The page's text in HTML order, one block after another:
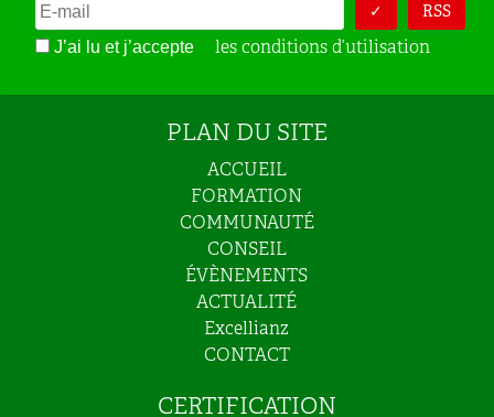
RSS
J’ai lu et j’accepte les conditions d’utilisation
PLAN DU SITE
ACCUEIL
FORMATION
COMMUNAUTÉ
CONSEIL
ÉVÈNEMENTS
ACTUALITÉ
Excellianz
CONTACT
CERTIFICATION